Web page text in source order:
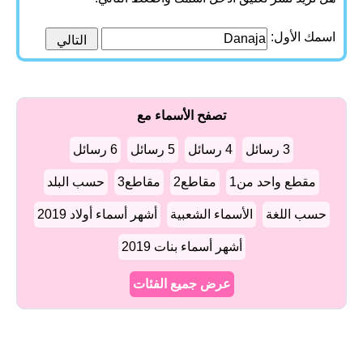
اسمك الأول:
تصفح الأسماء مع
3 رسائل 4 رسائل 5 رسائل 6 رسائل
مقطع واحد من1 مقاطع2 مقاطع3 حسب البلد
حسب اللغة الأسماء الشعبية أشهر أسماء أولاد 2019
أشهر أسماء بنات 2019
عرض جميع الفئات